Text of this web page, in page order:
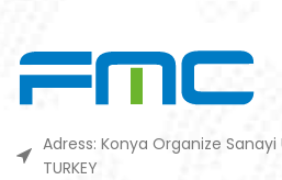
Adress: Konya Organize Sanayi
TURKEY